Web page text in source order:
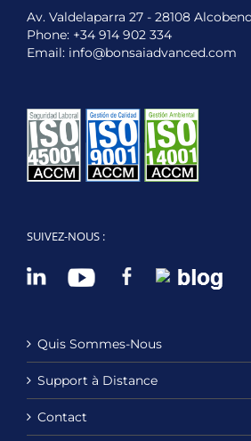
Av. Valdelaparra 27 - 28108
Phone: +34 914 902 334
Email: info@bonsaiadvanced.com
SUIVEZ-NOUS :
Quis Sommes-Nous
Support à Distance
Contact